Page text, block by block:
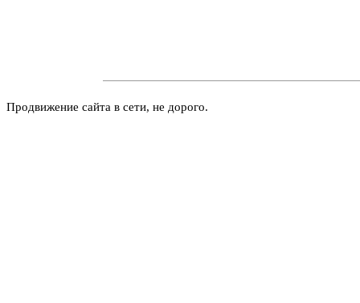
Продвижение сайта в сети, не дорого.